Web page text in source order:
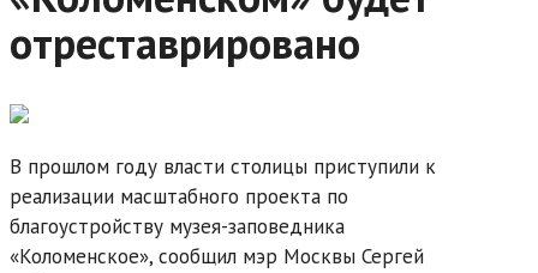
отреставрировано
В прошлом году власти столицы приступили к
реализации масштабного проекта по
благоустройству музея-заповедника
«Коломенское», сообщил мэр Москвы Сергей